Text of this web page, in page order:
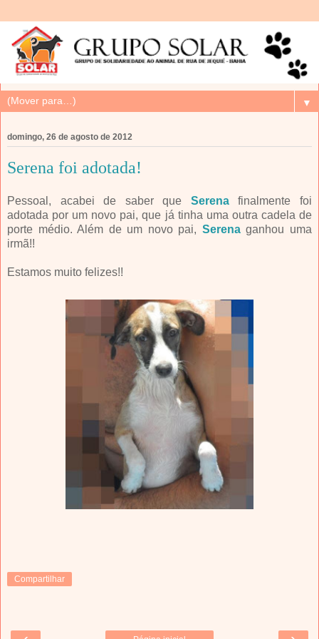
▼
domingo, 26 de agosto de 2012
Serena foi adotada!
Pessoal, acabei de saber que Serenafinalmente foi
adotada por um novo pai, que já tinha uma outra cadela de
porte médio. Além de um novo pai, Serenaganhou uma
irmã!!
Estamos muito felizes!!
Compartilhar